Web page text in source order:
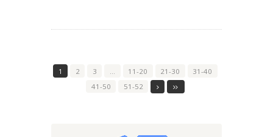
1 2 3 11-20 21-30
31-40
41-50
51-52